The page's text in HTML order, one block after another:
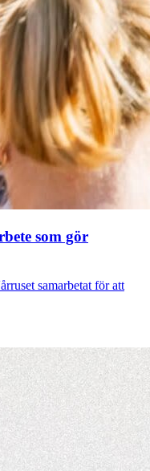
som gör
samarbetat för att